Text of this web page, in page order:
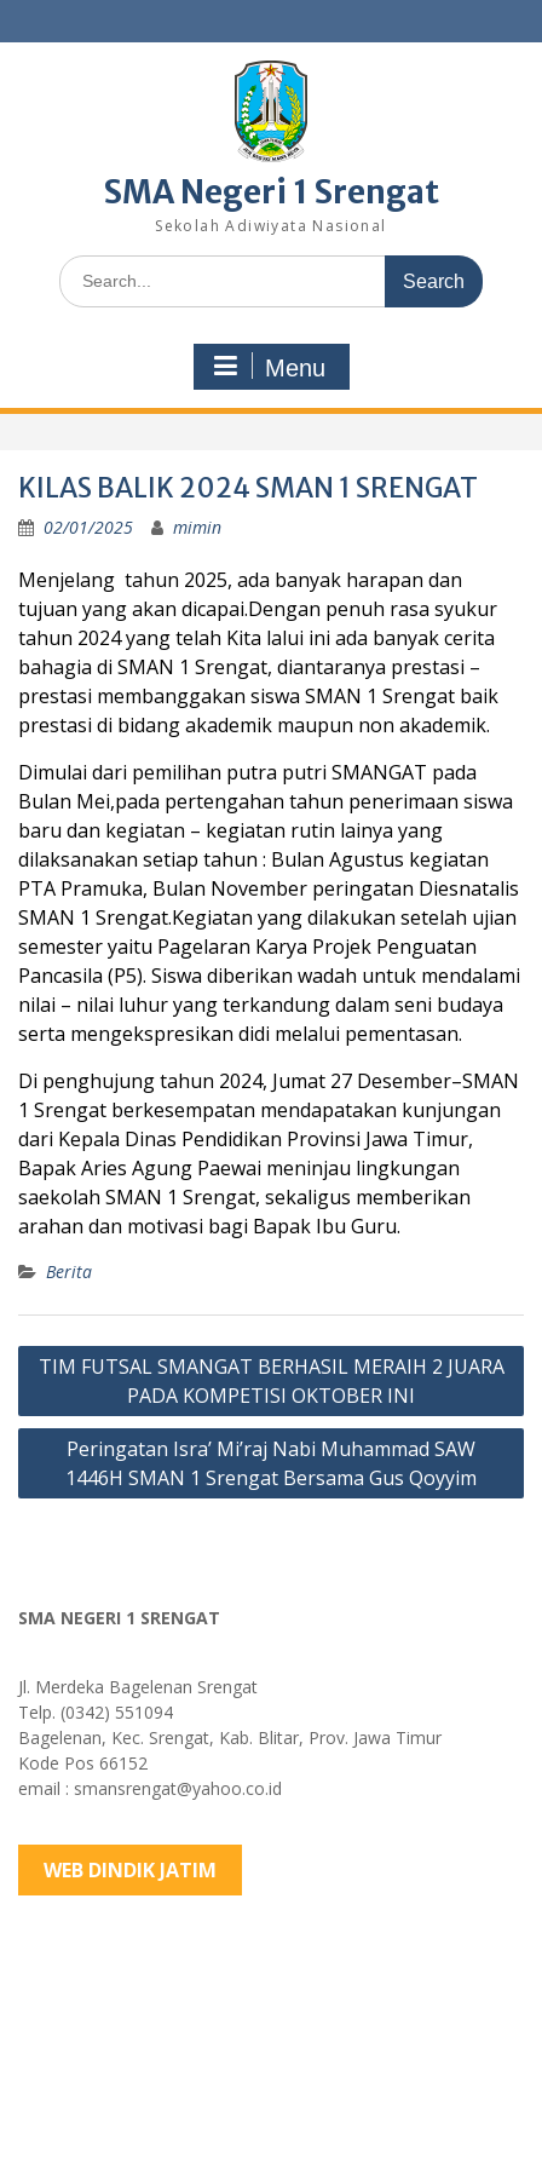
to
SMA Negeri 1 Srengat
Sekolah Adiwiyata Nasional
Search
for:
Menu
KILAS BALIK 2024 SMAN 1 SRENGAT
02/01/2025 mimin
Menjelang tahun 2025, ada banyak harapan dan
tujuan yang akan dicapai.Dengan penuh rasa syukur
tahun 2024 yang telah Kita lalui ini ada banyak cerita
bahagia di SMAN 1 Srengat, diantaranya prestasi –
prestasi membanggakan siswa SMAN 1 Srengat baik
prestasi di bidang akademik maupun non akademik.
Dimulai dari pemilihan putra putri SMANGAT pada
Bulan Mei,pada pertengahan tahun penerimaan siswa
baru dan kegiatan – kegiatan rutin lainya yang
dilaksanakan setiap tahun : Bulan Agustus kegiatan
PTA Pramuka, Bulan November peringatan Diesnatalis
SMAN 1 Srengat.Kegiatan yang dilakukan setelah ujian
semester yaitu Pagelaran Karya Projek Penguatan
Pancasila (P5). Siswa diberikan wadah untuk mendalami
nilai – nilai luhur yang terkandung dalam seni budaya
serta mengekspresikan didi melalui pementasan.
Di penghujung tahun 2024, Jumat 27 Desember–SMAN
1 Srengat berkesempatan mendapatakan kunjungan
dari Kepala Dinas Pendidikan Provinsi Jawa Timur,
Bapak Aries Agung Paewai meninjau lingkungan
saekolah SMAN 1 Srengat, sekaligus memberikan
arahan dan motivasi bagi Bapak Ibu Guru.
Berita
Post
navigation
TIM FUTSAL SMANGAT BERHASIL MERAIH 2 JUARA
PADA KOMPETISI OKTOBER INI
Peringatan Isra’ Mi’raj Nabi Muhammad SAW
1446H SMAN 1 Srengat Bersama Gus Qoyyim
SMA NEGERI 1 SRENGAT
Jl. Merdeka Bagelenan Srengat
Telp. (0342) 551094
Bagelenan, Kec. Srengat, Kab. Blitar, Prov. Jawa Timur
Kode Pos 66152
email : smansrengat@yahoo.co.id
WEB DINDIK JATIM